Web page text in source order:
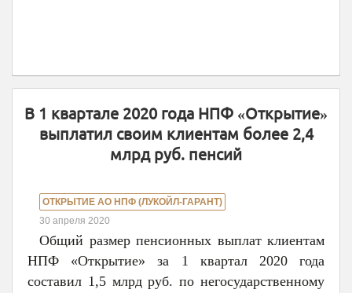
В 1 квартале 2020 года НПФ «Открытие»
выплатил своим клиентам более 2,4
млрд руб. пенсий
ОТКРЫТИЕ АО НПФ (ЛУКОЙЛ-ГАРАНТ)
30 апреля 2020
Общий размер пенсионных выплат клиентам
НПФ «Открытие» за 1 квартал 2020 года
составил 1,5 млрд руб. по негосударственному